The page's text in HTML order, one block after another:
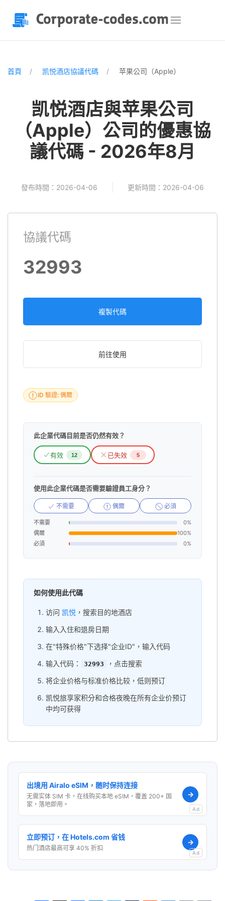
首頁 凯悦酒店協議代碼 苹果公司（Apple）
凯悦酒店與苹果公司
（Apple）公司的優惠協
議代碼 - 2026年8月
發布時間：2026-04-06 更新時間：2026-04-06
協議代碼
32993
複製代碼
前往使用
ID 驗證: 偶爾
此企業代碼目前是否仍然有效？
有效 12 已失效 5
使用此企業代碼是否需要驗證員工身分？
不需要 偶爾 必須
不需要
0%
偶爾
100%
必須
0%
如何使用此代碼
访问 凯悦 ，搜索目的地酒店
输入入住和退房日期
在"特殊价格"下选择"企业ID"，输入代码
输入代码：
32993
，点击搜索
将企业价格与标准价格比较，低则预订
凯悦旅享家积分和合格夜晚在所有企业价预订
中均可获得
出境用 Airalo eSIM，随时保持连接
无需实体 SIM 卡，在线购买本地 eSIM，覆盖 200+ 国
家，落地即用。
→
Ad
立即预订，在 Hotels.com 省钱
热门酒店最高可享 40% 折扣
→
Ad